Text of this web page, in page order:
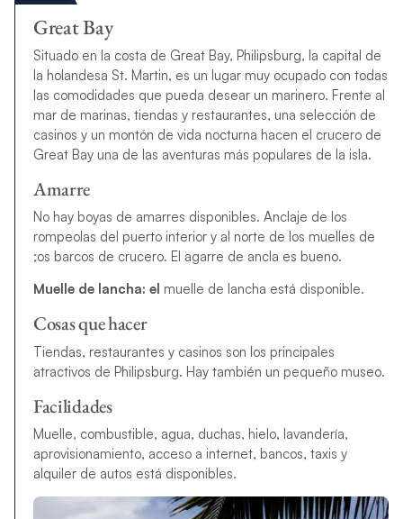
Great Bay
Situado en la costa de Great Bay, Philipsburg, la capital de
la holandesa St. Martin, es un lugar muy ocupado con todas
las comodidades que pueda desear un marinero. Frente al
mar de marinas, tiendas y restaurantes, una selección de
casinos y un montón de vida nocturna hacen el crucero de
Great Bay una de las aventuras más populares de la isla.
Amarre
No hay boyas de amarres disponibles. Anclaje de los
rompeolas del puerto interior y al norte de los muelles de
;os barcos de crucero. El agarre de ancla es bueno.
Muelle de lancha: el muelle de lancha está disponible.
Cosas que hacer
Tiendas, restaurantes y casinos son los principales
atractivos de Philipsburg. Hay también un pequeño museo.
Facilidades
Muelle, combustible, agua, duchas, hielo, lavandería,
aprovisionamiento, acceso a internet, bancos, taxis y
alquiler de autos está disponibles.